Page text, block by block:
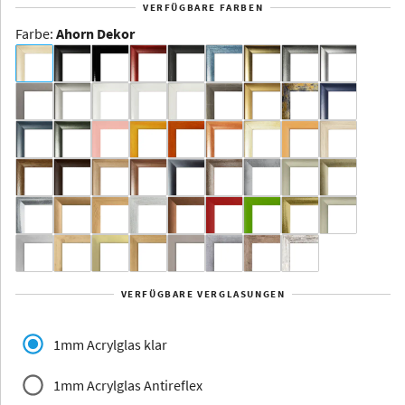
Dakota -
Rahmenloser
Aluminium
Yukon Alaska
VERFÜGBARE FARBEN
Farbe: Ahorn Dekor
VERFÜGBARE VERGLASUNGEN
1mm Acrylglas klar
1mm Acrylglas Antireflex